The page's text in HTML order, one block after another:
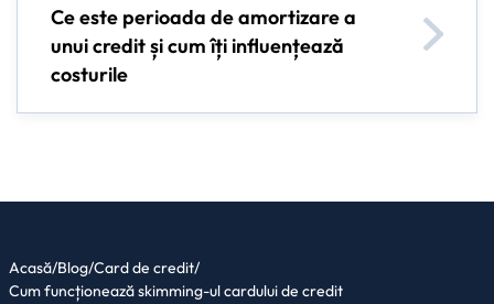
Ce este perioada de amortizare a
unui credit și cum îți influențează
costurile
Acasă/Blog/Card de credit/
Cum funcționează skimming-ul cardului de credit